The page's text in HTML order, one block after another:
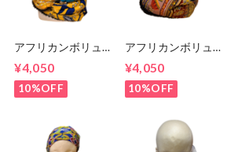
アフリカンボリュー
¥4,050
10%OFF
アフリカンボリュー
¥4,050
10%OFF